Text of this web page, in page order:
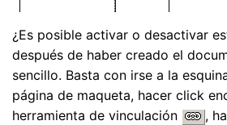
¿Es posible activar o desactivar
después de haber creado el
sencillo. Basta con irse a la
página de maqueta, hacer click
herramienta de vinculación
,